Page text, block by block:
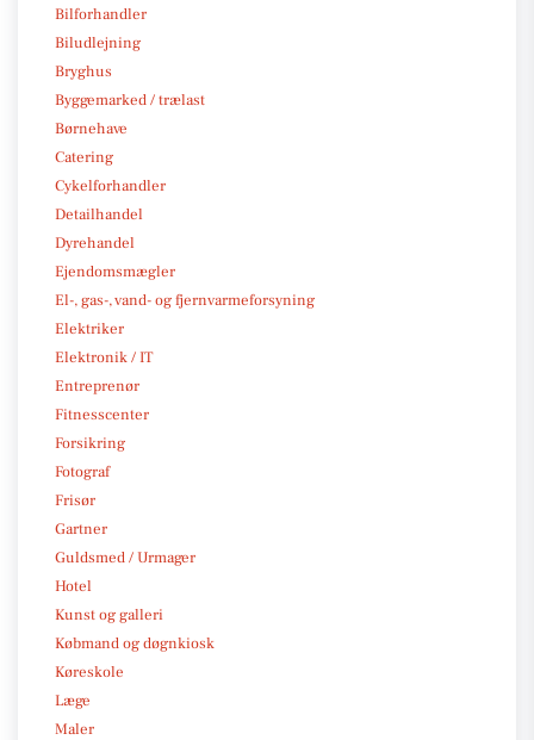
Bilforhandler
Biludlejning
Bryghus
Byggemarked / trælast
Børnehave
Catering
Cykelforhandler
Detailhandel
Dyrehandel
Ejendomsmægler
El-, gas-, vand- og fjernvarmeforsyning
Elektriker
Elektronik / IT
Entreprenør
Fitnesscenter
Forsikring
Fotograf
Frisør
Gartner
Guldsmed / Urmager
Hotel
Kunst og galleri
Købmand og døgnkiosk
Køreskole
Læge
Maler